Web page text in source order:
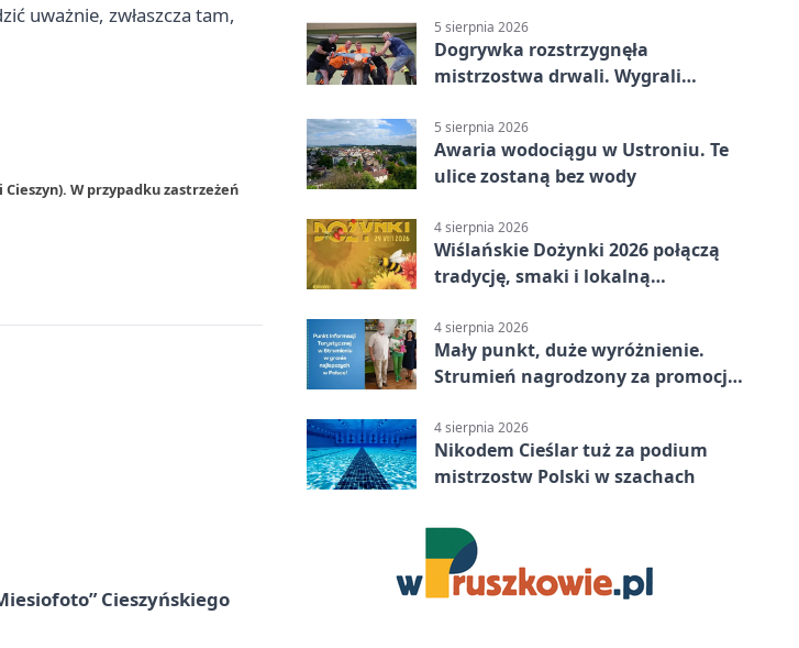
uważnie, zwłaszcza tam,
W przypadku zastrzeżeń
Cieszyńskiego
5 sierpnia 2026
Dogrywka rozstrzygnęła
mistrzostwa drwali. Wygrali
5 sierpnia 2026
Awaria wodociągu w Ustroniu. Te
ulice zostaną bez wody
4 sierpnia 2026
Wiślańskie Dożynki 2026 połączą
tradycję, smaki i lokalną
4 sierpnia 2026
Mały punkt, duże wyróżnienie.
Strumień nagrodzony za promocję
4 sierpnia 2026
Nikodem Cieślar tuż za podium
mistrzostw Polski w szachach